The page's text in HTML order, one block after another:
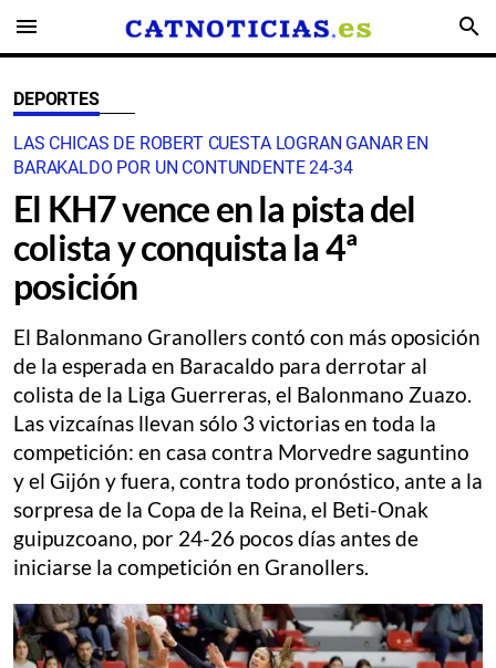
menu search
DEPORTES
LAS CHICAS DE ROBERT CUESTA LOGRAN GANAR EN
BARAKALDO POR UN CONTUNDENTE 24-34
El KH7 vence en la pista del
colista y conquista la 4ª
posición
El Balonmano Granollers contó con más oposición
de la esperada en Baracaldo para derrotar al
colista de la Liga Guerreras, el Balonmano Zuazo.
Las vizcaínas llevan sólo 3 victorias en toda la
competición: en casa contra Morvedre saguntino
y el Gijón y fuera, contra todo pronóstico, ante a la
sorpresa de la Copa de la Reina, el Beti-Onak
guipuzcoano, por 24-26 pocos días antes de
iniciarse la competición en Granollers.